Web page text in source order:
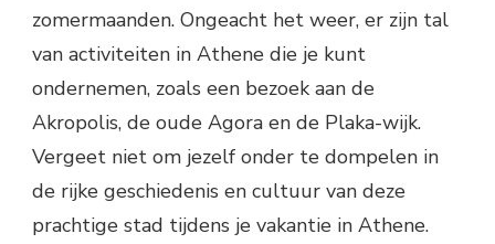
zomermaanden. Ongeacht het weer, er zijn tal
van activiteiten in Athene die je kunt
ondernemen, zoals een bezoek aan de
Akropolis, de oude Agora en de Plaka-wijk.
Vergeet niet om jezelf onder te dompelen in
de rijke geschiedenis en cultuur van deze
prachtige stad tijdens je vakantie in Athene.